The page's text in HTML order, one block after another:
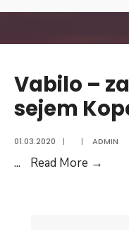
Vabilo –
sejem
01.03.2020 | | ADMIN
... Read More →